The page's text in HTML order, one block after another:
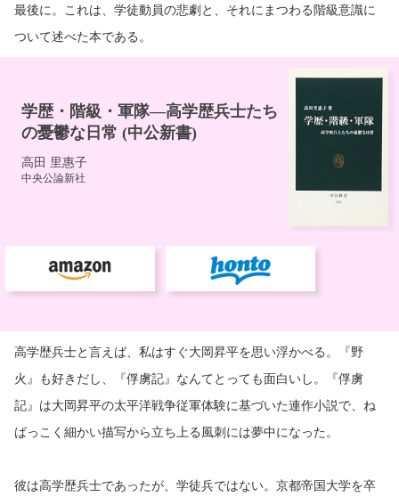
最後に。これは、学徒動員の悲劇と、それにまつわる階級意識に
ついて述べた本である。
高学歴兵士と言えば、私はすぐ大岡昇平を思い浮かべる。『野
火』も好きだし、『俘虜記』なんてとっても面白いし。『俘虜
記』は大岡昇平の太平洋戦争従軍体験に基づいた連作小説で、ね
ばっこく細かい描写から立ち上る風刺には夢中になった。
彼は高学歴兵士であったが、学徒兵ではない。京都帝国大学を卒